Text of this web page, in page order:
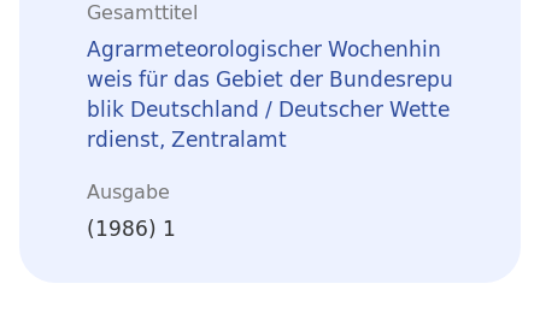
Gesamttitel
Agrarmeteorologischer Wochenhin
weis für das Gebiet der Bundesrepu
blik Deutschland / Deutscher Wette
rdienst, Zentralamt
Ausgabe
(1986) 1